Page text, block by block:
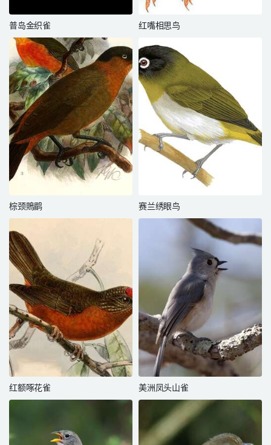
普岛金织雀 红嘴相思鸟
棕颈鵙鹛 赛兰绣眼鸟
红额啄花雀 美洲凤头山雀